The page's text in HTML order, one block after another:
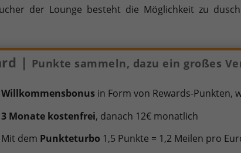
der Lounge besteht die Möglichkeit zu
| Punkte sammeln, dazu ein großes
Willkommensbonus in Form von Rewards-Punkten,
3 Monate kostenfrei, danach 12€ monatlich
Mit dem Punkteturbo 1,5 Punkte = 1,2 Meilen pro